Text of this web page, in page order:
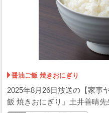
醤油ご飯 焼きおにぎり
2025年8月26日放送の【家事
飯 焼きおにぎり』土井善晴先